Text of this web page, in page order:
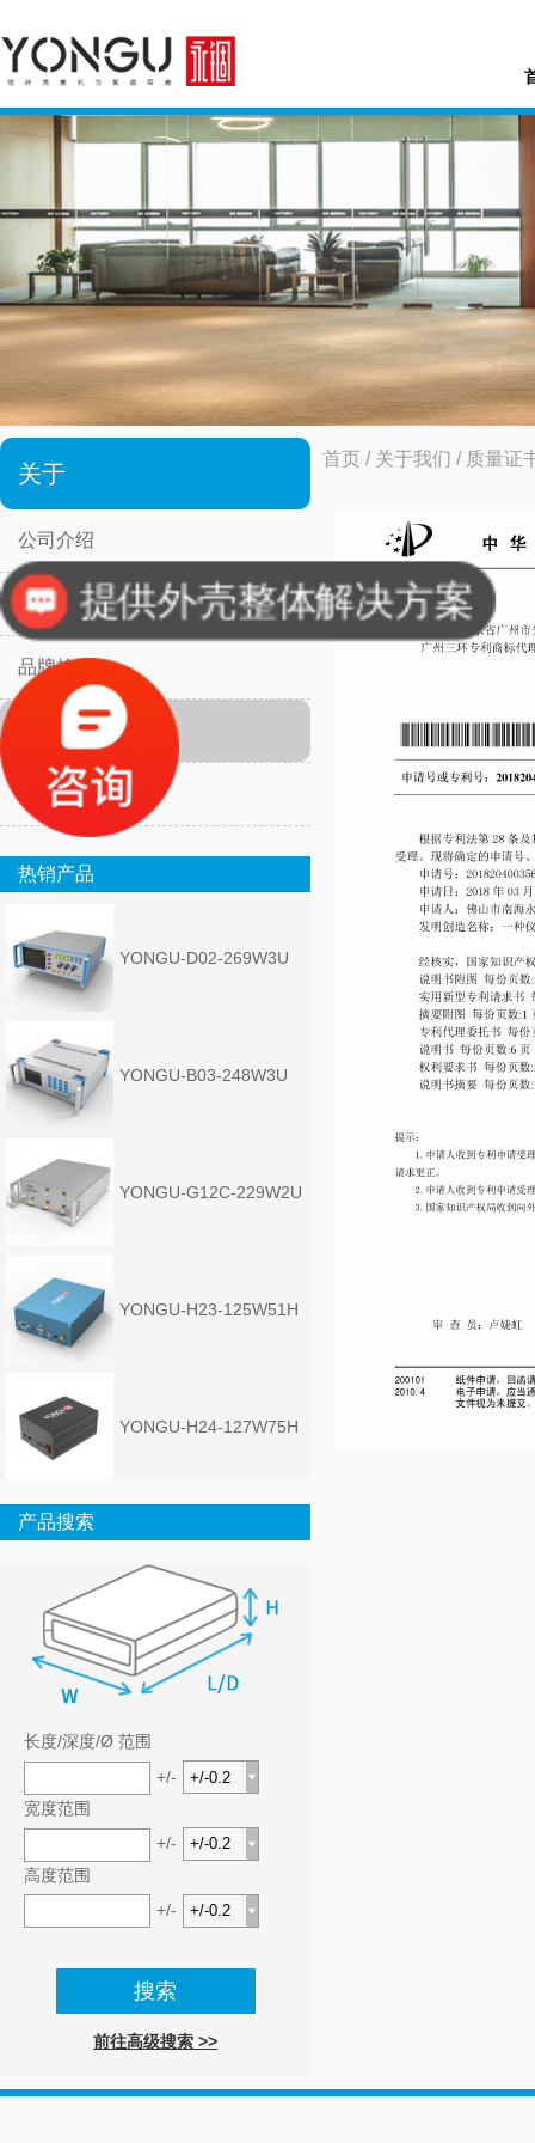
关于
公司介绍
团队图片
品牌故事
质量证书
新闻动态
热销产品
YONGU-D02-269W3U
YONGU-B03-248W3U
YONGU-G12C-229W2U
YONGU-H23-125W51H
YONGU-H24-127W75H
产品搜索
长度/深度/Ø 范围
+/-
宽度范围
+/-
高度范围
+/-
前往高级搜索 >>
首页 / 关于我们 / 质量证
提供外壳整体解决方案